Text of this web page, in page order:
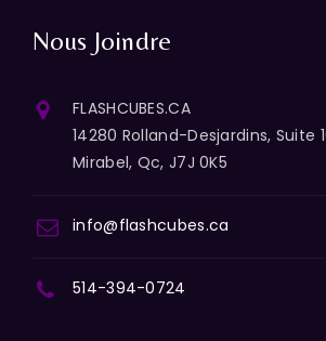
Nous Joindre
FLASHCUBES.CA
14280 Rolland-Desjardins, Suite
Mirabel, Qc, J7J 0K5
info@flashcubes.ca
514-394-0724